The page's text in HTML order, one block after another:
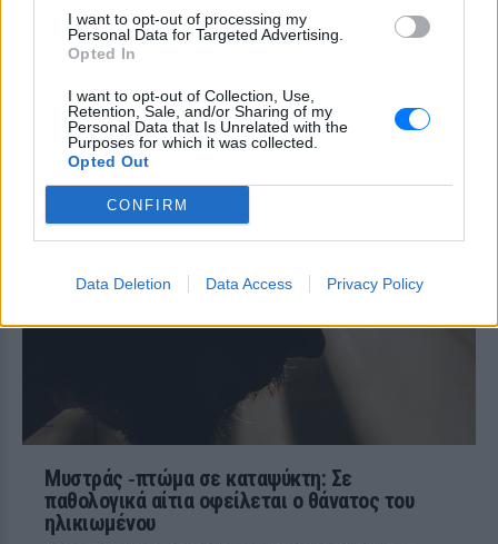
I want to opt-out of processing my
Personal Data for Targeted Advertising.
Opted In
I want to opt-out of Collection, Use,
Retention, Sale, and/or Sharing of my
Personal Data that Is Unrelated with the
Purposes for which it was collected.
Opted Out
CONFIRM
Data Deletion Data Access Privacy Policy
Ζήτησε τον ιατρικό φάκελο του θύματος
Δεκαπενταύγουστος: Πώς
αμείβεται η εργασία την αργία
στον ιδιωτικό τομέα
ΣΉΜΕΡΑ
Πληροφόρησης Εργαζόμενων
Μυστράς ‑πτώμα σε καταψύκτη: Σε
παθολογικά αίτια οφείλεται ο θάνατος του
ηλικιωμένου